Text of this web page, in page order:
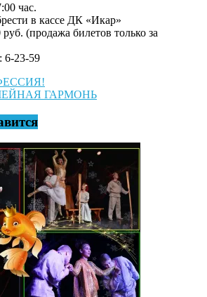
час.
в кассе ДК «Икар»
(продажа билетов только за
6-23-59
ГАРМОНЬ